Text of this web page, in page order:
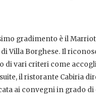
gradimento è il
Villa Borghese. Il
vari criteri come
il ristorante Cabiria
ai convegni in grado di